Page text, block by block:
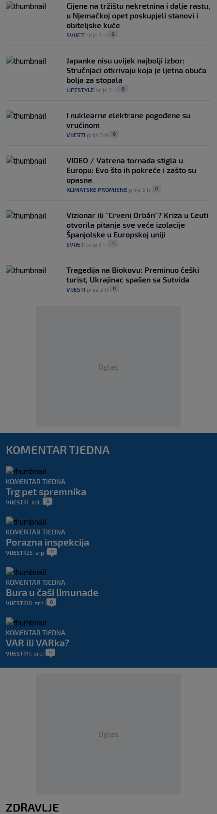
Cijene na tržištu nekretnina i dalje rastu,
u Njemačkoj opet poskupjeli stanovi i
obiteljske kuće
SVIJET prije 3 h 0
Japanke nisu uvijek najbolji izbor:
Stručnjaci otkrivaju koja je ljetna obuća
bolja za stopala
LIFESTYLE prije 3 h 0
I nuklearne elektrane pogođene su
vrućinom
VIJESTI prije 3 h 0
VIDEO / Vatrena tornada stigla u
Europu: Evo što ih pokreće i zašto su
opasna
KLIMATSKE PROMJENE prije 3 h 0
Vizionar ili "Crveni Orbán"? Kriza u Ceuti
otvorila pitanje sve veće izolacije
Španjolske u Europskoj uniji
SVIJET prije 3 h 1
Tragedija na Biokovu: Preminuo češki
turist, Ukrajinac spašen sa Sutvida
VIJESTI prije 3 h 0
Oglas
KOMENTAR TJEDNA
KOMENTAR TJEDNA
Trg pet spremnika
VIJESTI 1. kol. 5
KOMENTAR TJEDNA
Porazna inspekcija
VIJESTI 25. srp. 11
KOMENTAR TJEDNA
Bura u čaši limunade
VIJESTI 18. srp. 0
KOMENTAR TJEDNA
VAR ili VARka?
VIJESTI 11. srp. 4
Oglas
ZDRAVLJE